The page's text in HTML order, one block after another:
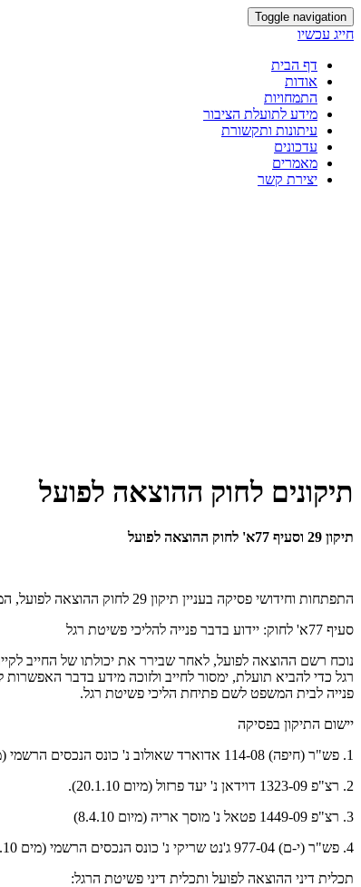
Toggle navigation
חייג עכשיו
דף הבית
אודות
התמחויות
מידע לתועלת הציבור
עיתונות ותקשורת
עדכונים
מאמרים
יצירת קשר
תיקונים לחוק ההוצאה לפועל
תיקון 29 וסעיף 77א' לחוק ההוצאה לפועל
התפתחות וחידושי פסיקה בעניין תיקון 29 לחוק ההוצאה לפועל, המדריך הממצא, המקיף והעדכני ביותר בישראל לטובת החייבים בהוצאה לפועל.
סעיף 77א' לחוק: יידוע בדבר פנייה להליכי פשיטת רגל
נוכח רשם ההוצאה לפועל, לאחר שבירר את יכולתו של החייב
רגל כדי להביא תועלת, ימסור לחייב ולזוכה מידע בדבר
פנייה לבית המשפט לשם פתיחת הליכי פשיטת רגל.
יישום התיקון בפסיקה
1. פש"ר (חיפה) 114-08 אדוארד שאולוב נ' כונס הנכסים הרשמי (מיום 22.9.09).
2. רצ"פ 1323-09 דוידאן נ' יעד פרזול (מיום 20.1.10).
3. רצ"פ 1449-09 פטאל נ' מוסך אריה (מיום 8.4.10)
4. פש"ר (י-ם) 977-04 ג'נט שריקי נ' כונס הנכסים הרשמי (מים 21.11.10)
תכלית דיני ההוצאה לפועל ותכלית דיני פשיטת הרגל: